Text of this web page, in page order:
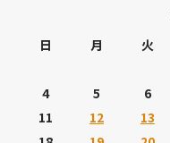
日
月 火
4
5 6
11
12 13